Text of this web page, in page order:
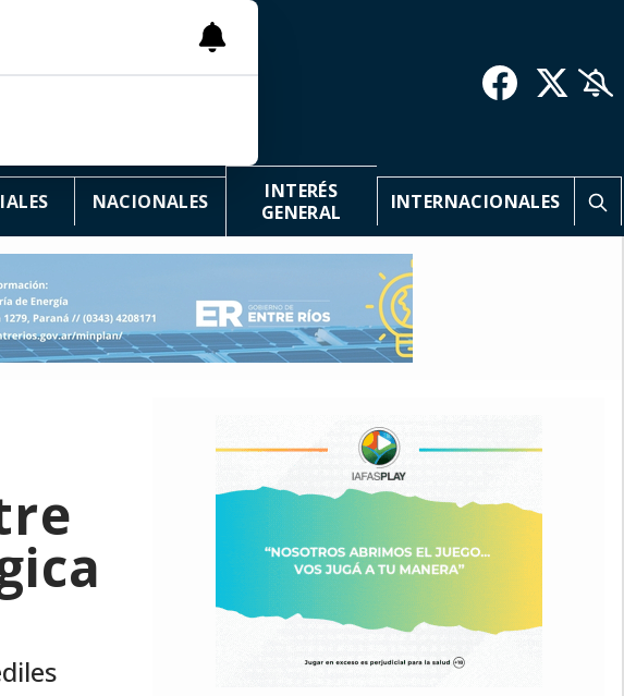
NACIONALES
INTERÉS
GENERAL
INTERNACIONALES